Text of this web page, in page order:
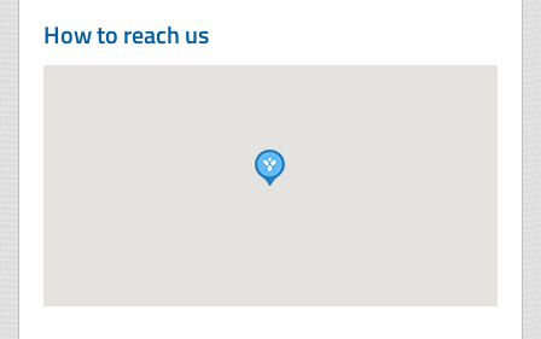
How to reach us